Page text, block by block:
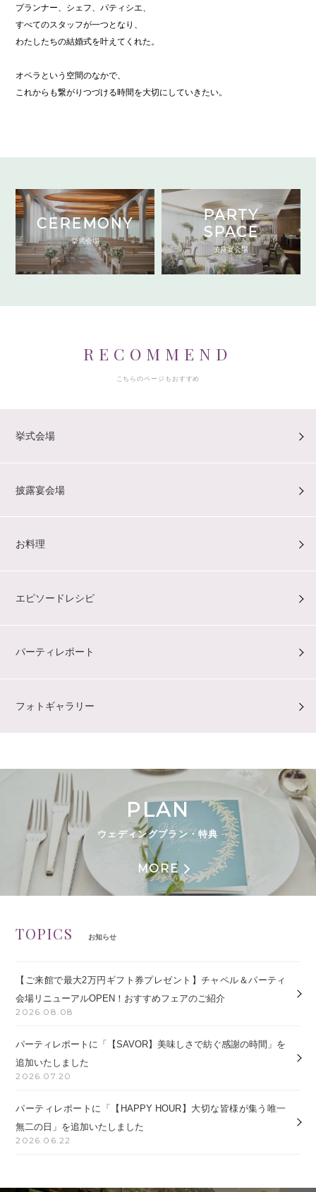
プランナー、シェフ、パティシエ、
すべてのスタッフが一つとなり、
わたしたちの結婚式を叶えてくれた。
オペラという空間のなかで、
これからも繋がりつづける時間を大切にしていきたい。
CEREMONY
挙式会場
PARTY
SPACE
披露宴会場
RECOMMEND
こちらのページもおすすめ
挙式会場
披露宴会場
お料理
エピソードレシピ
パーティレポート
フォトギャラリー
PLAN
ウェディングプラン・特典
MORE
TOPICS お知らせ
【ご来館で最大2万円ギフト券プレゼント】チャペル＆パーティ
会場リニューアルOPEN！おすすめフェアのご紹介
2026.08.08
パーティレポートに「【SAVOR】美味しさで紡ぐ感謝の時間」を
追加いたしました
2026.07.20
パーティレポートに「【HAPPY HOUR】大切な皆様が集う唯一
無二の日」を追加いたしました
2026.06.22